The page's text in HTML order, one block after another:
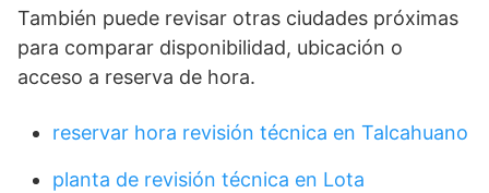
También puede revisar otras ciudades próximas
para comparar disponibilidad, ubicación o
acceso a reserva de hora.
reservar hora revisión técnica en Talcahuano
planta de revisión técnica en Lota